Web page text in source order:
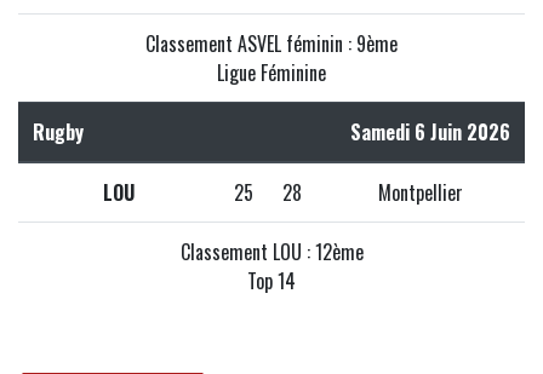
Classement ASVEL féminin : 9ème
Ligue Féminine
Rugby Samedi 6 Juin 2026
LOU 25 28 Montpellier
Classement LOU : 12ème
Top 14